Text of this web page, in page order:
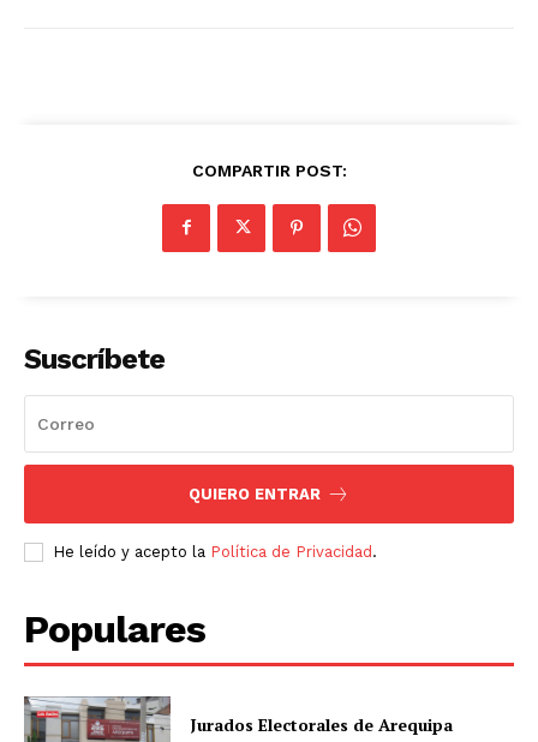
COMPARTIR POST:
Suscríbete
QUIERO ENTRAR
He leído y acepto la Política de Privacidad.
Populares
Jurados Electorales de Arequipa